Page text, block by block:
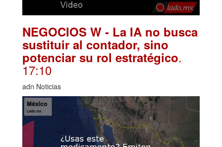
NEGOCIOS W - La IA no busca
sustituir al contador, sino
potenciar su rol estratégico.
17:10
adn Noticias